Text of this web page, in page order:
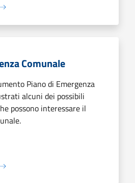
Comunale
Piano di Emergenza
alcuni dei possibili
possono interessare il